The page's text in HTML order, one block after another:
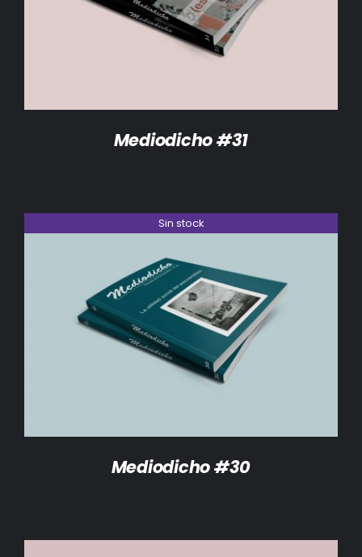
Mediodicho #31
Sin stock
DETALLES
Mediodicho #30